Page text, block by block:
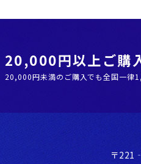
20,000円以上ご購
20,000円未満のご購入でも全国⼀律
〒